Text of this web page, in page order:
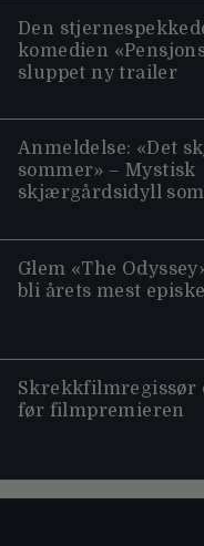
Den
komedien
sluppet ny trailer
Anmeldelse: «Det
sommer» – Mystisk
skjærgårdsidyll
Glem «The
bli årets mest
Skrekkfilmregissør
før filmpremieren